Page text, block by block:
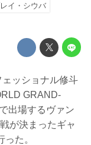
イ・シウバ
ッショナル修斗
GRAND-
出場するヴァン
が決まったギャ
た。